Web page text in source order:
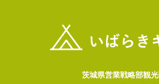
茨城県営業戦略部観